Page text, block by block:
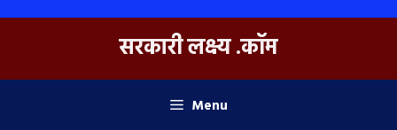
Skip
सरकारी लक्ष्य .कॉम
Menu